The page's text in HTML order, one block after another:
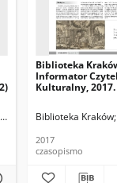
Agnieszka
Knapik (z-ca
Brągiel
Biblioteka
Informator
Kulturalny, 2017.
Biblioteka Kraków
2017
czasopismo